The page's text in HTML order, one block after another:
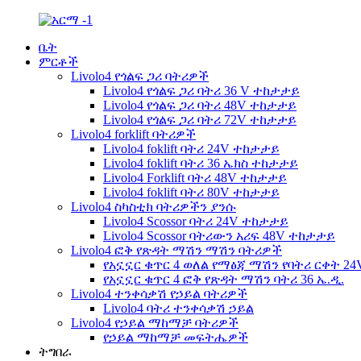
ቤት
ምርቶች
Livolo4 የጎልፍ ጋሪ ባትሪዎች
Livolo4 የጎልፍ ጋሪ ባትሪ 36 V ተከታታይ
Livolo4 የጎልፍ ጋሪ ባትሪ 48V ተከታታይ
Livolo4 የጎልፍ ጋሪ ባትሪ 72V ተከታታይ
Livolo4 forklift ባትሪዎች
Livolo4 foklift ባትሪ 24V ተከታታይ
Livolo4 foklift ባትሪ 36 ኤክስ ተከታታይ
Livolo4 Forklift ባትሪ 48V ተከታታይ
Livolo4 foklift ባትሪ 80V ተከታታይ
Livolo4 ስካስቲክ ባትሪዎችን ያንሱ
Livolo4 Scossor ባትሪ 24V ተከታታይ
Livolo4 Scossor ባትሪውን አሪፍ 48V ተከታታይ
Livolo4 ፎቅ የጽዳት ማሽን ማሽን ባትሪዎች
የአኗኗር ቁጥር 4 ወለል የማፅጃ ማሽን የባትሪ ርቀት
የአኗኗር ቁጥር 4 ፎቅ የጽዳት ማሽን ባትሪ 36 ኤ.ዲ.
Livolo4 ተንቀሳቃሽ የኃይል ባትሪዎች
Livolo4 ባትሪ ተንቀሳቃሽ ኃይል
Livolo4 የኃይል ማከማቻ ባትሪዎች
የኃይል ማከማቻ መፍትሔዎች
ትግበራ